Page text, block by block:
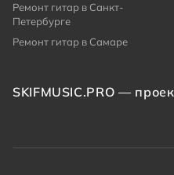
Ремонт гитар в Санкт-
Петербурге
Ремонт гитар в Самаре
SKIFMUSIC.PRO —